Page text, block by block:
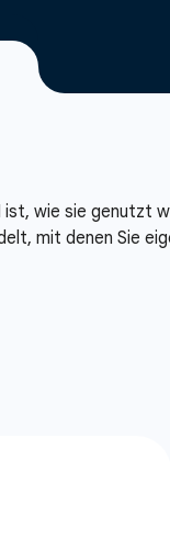
wie sie genutzt
mit denen Sie